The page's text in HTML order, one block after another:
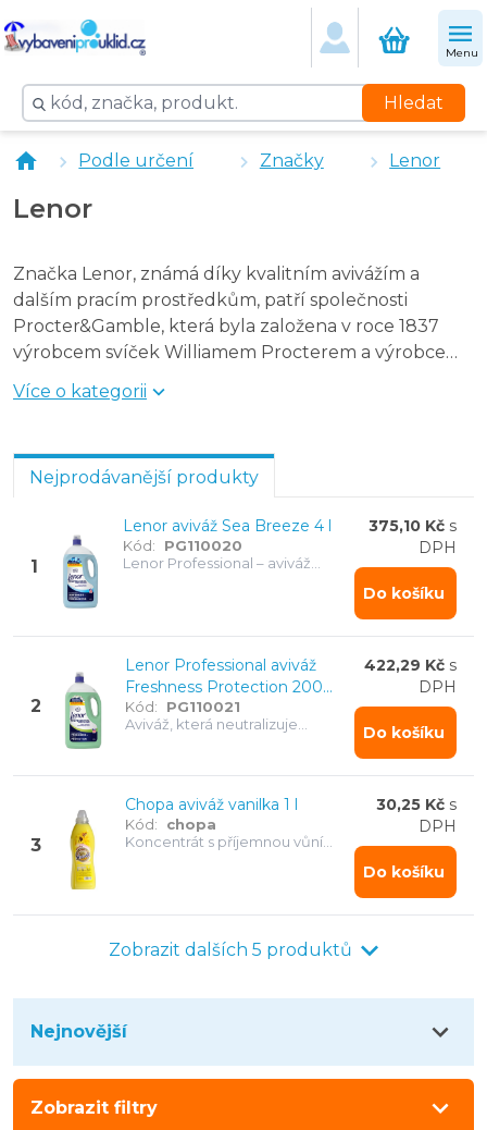
Lenor aviváž Spring Breeze 5 l
Chopa aviváž vanilka 1 l
Lenor aviváž Summer Breeze 4 l
Lenor aviváž Sea Breeze 4 l
Lenor Professional aviváž Sensitive Cotton 200 dávek, 4
Menu
Hledat
Podle určení Značky Lenor
Lenor
Značka Lenor, známá díky kvalitním avivážím a
dalším pracím prostředkům, patří společnosti
Procter&Gamble, která byla založena v roce 1837
výrobcem svíček Williamem Procterem a výrobcem
mýdla James Gamblem v USA.
Více o kategorii
Nejprodávanější produkty
1
Lenor aviváž Sea Breeze 4 l
Kód:
PG110020
Lenor Professional – aviváž
svěžes. 200 dávek. Svěží mořská
375,10 Kč s
DPH
Do košíku
2
Lenor Professional aviváž
Freshness Protection 200
dávek, 4 L
Kód:
PG110021
Aviváž, která neutralizuje
v jednom. 200 dávek
422,29 Kč s
DPH
Do košíku
3
Chopa aviváž vanilka 1 l
Kód:
chopa
Koncentrát s příjemnou vůní
30,25 Kč s
DPH
Do košíku
Zobrazit dalších 5 produktů
Nejnovější
Zobrazit filtry